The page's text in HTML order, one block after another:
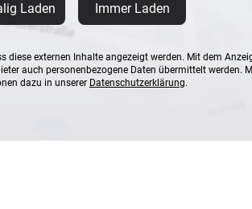
Laden Immer Laden
diese externen Inhalte angezeigt werden. Mit dem
auch personenbezogene Daten übermittelt werden.
dazu in unserer Datenschutzerklärung.